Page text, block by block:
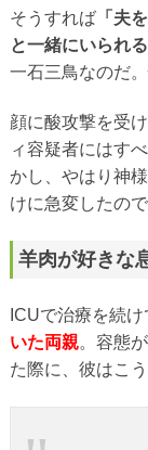
そうすれば「夫
と一緒にいられる
一石三鳥なのだ
顔に酸攻撃を受
ィ容疑者にはす
かし、やはり神
けに急変したので
羊肉が好きな
ICUで治療を続け
いた両親。容態
た際に、彼はこう